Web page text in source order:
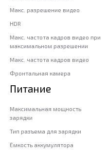
Макс. разрешение видео
HDR
Макс. частота кадров видео при
максимальном разрешении
Макс. частота кадров видео
Фронтальная камера
Питание
Максимальная мощность
зарядки
Тип разъема для зарядки
Ёмкость аккумулятора